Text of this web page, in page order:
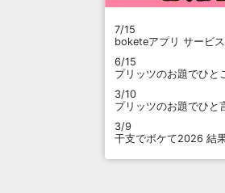
7/15
boketeアプリ サービ
6/15
プリッツのお題でひと
3/10
プリッツのお題でひと
3/9
干支でボケて2026 結